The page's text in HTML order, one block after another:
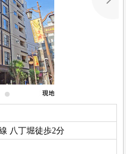
八丁堀徒歩2分